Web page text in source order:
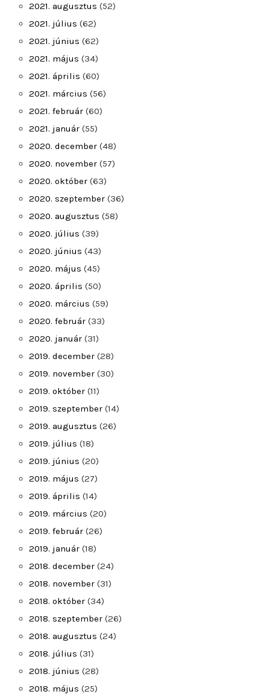
2021. augusztus (52)
2021. július (62)
2021. június (62)
2021. május (34)
2021. április (60)
2021. március (56)
2021. február (60)
2021. január (55)
2020. december (48)
2020. november (57)
2020. október (63)
2020. szeptember (36)
2020. augusztus (58)
2020. július (39)
2020. június (43)
2020. május (45)
2020. április (50)
2020. március (59)
2020. február (33)
2020. január (31)
2019. december (28)
2019. november (30)
2019. október (11)
2019. szeptember (14)
2019. augusztus (26)
2019. július (18)
2019. június (20)
2019. május (27)
2019. április (14)
2019. március (20)
2019. február (26)
2019. január (18)
2018. december (24)
2018. november (31)
2018. október (34)
2018. szeptember (26)
2018. augusztus (24)
2018. július (31)
2018. június (28)
2018. május (25)